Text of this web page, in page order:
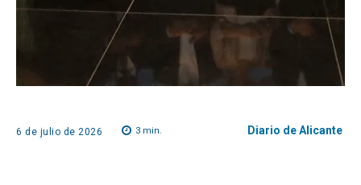
6 de julio de 2026 3 min. Diario de Alicante